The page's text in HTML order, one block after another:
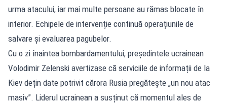
urma atacului, iar mai multe persoane au rămas blocate în
interior. Echipele de intervenție continuă operațiunile de
salvare și evaluarea pagubelor.
Cu o zi înaintea bombardamentului, președintele ucrainean
Volodimir Zelenski avertizase că serviciile de informații de la
Kiev dețin date potrivit cărora Rusia pregătește „un nou atac
masiv”. Liderul ucrainean a susținut că momentul ales de